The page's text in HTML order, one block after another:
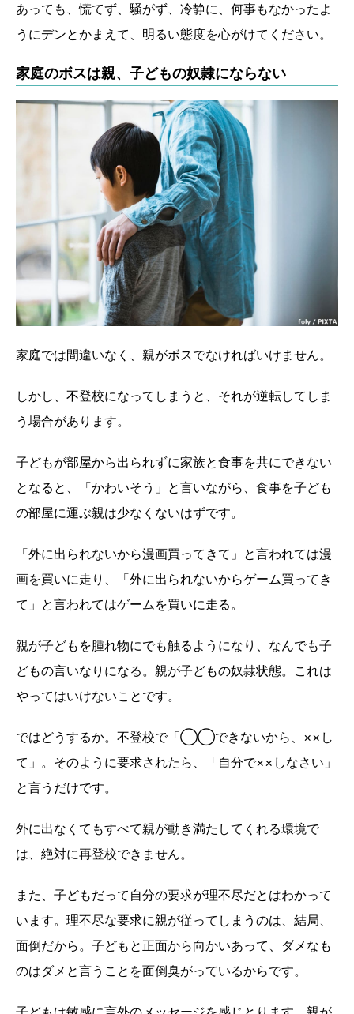
あっても、慌てず、騒がず、冷静に、何事もなかったよ
うにデンとかまえて、明るい態度を心がけてください。
家庭のボスは親、子どもの奴隷にならない
家庭では間違いなく、親がボスでなければいけません。
しかし、不登校になってしまうと、それが逆転してしま
う場合があります。
子どもが部屋から出られずに家族と食事を共にできない
となると、「かわいそう」と言いながら、食事を子ども
の部屋に運ぶ親は少なくないはずです。
「外に出られないから漫画買ってきて」と言われては漫
画を買いに走り、「外に出られないからゲーム買ってき
て」と言われてはゲームを買いに走る。
親が子どもを腫れ物にでも触るようになり、なんでも子
どもの言いなりになる。親が子どもの奴隷状態。これは
やってはいけないことです。
ではどうするか。不登校で「◯◯できないから、××し
て」。そのように要求されたら、「自分で××しなさい」
と言うだけです。
外に出なくてもすべて親が動き満たしてくれる環境で
は、絶対に再登校できません。
また、子どもだって自分の要求が理不尽だとはわかって
います。理不尽な要求に親が従ってしまうのは、結局、
面倒だから。子どもと正面から向かいあって、ダメなも
のはダメと言うことを面倒臭がっているからです。